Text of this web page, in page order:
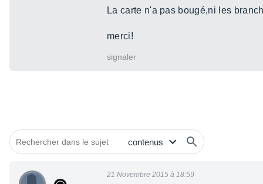
La carte n'a pas bougé,ni les
merci!
signaler
21 Novembre 2015 à 18:59